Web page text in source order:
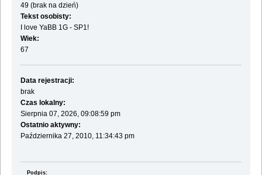
49 (brak na dzień)
Tekst osobisty:
I love YaBB 1G - SP1!
Wiek:
67
Data rejestracji:
brak
Czas lokalny:
Sierpnia 07, 2026, 09:08:59 pm
Ostatnio aktywny:
Października 27, 2010, 11:34:43 pm
Podpis: